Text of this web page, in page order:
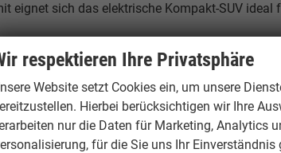
eignet sich das elektrische Kompakt-SUV ideal
Hamburg – Ihr Ansprechpartner
19
Hamburg
respektieren Ihre Privatsphäre
Website setzt Cookies ein, um unsere
Hierbei berücksichtigen wir Ihre
nur die Daten für Marketing, Analytics
für die Sie uns Ihr Einverständnis